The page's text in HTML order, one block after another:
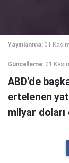
Yayınlanma: 01
Güncelleme: 01
ABD'de
ertelenen
milyar